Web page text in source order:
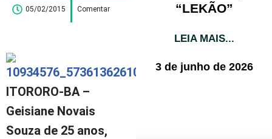
05/02/2015 Comentar
ITORORO-BA–
Geisiane Novais
Souza de 25 anos,
“LEKÃO”
LEIA MAIS...
3 de junho de 2026